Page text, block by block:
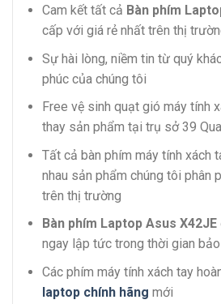
Cam kết tất cả Bàn phím
cấp với giá rẻ nhất trên thị
Sự hài lòng, niềm tin từ quý
phúc của chúng tôi
Free vệ sinh quạt gió máy tính
thay sản phẩm tại trụ sở 39
Tất cả bàn phím máy tính xách
nhau sản phẩm chúng tôi phân
trên thị trường
Bàn phím Laptop Asus X42JE
ngay lập tức trong thời gian bảo
Các phím máy tính xách tay
laptop chính hãng mới